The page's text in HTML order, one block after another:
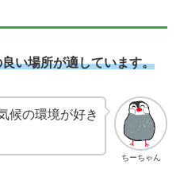
い場所が適しています。
ちーちゃん
候の環境が好き